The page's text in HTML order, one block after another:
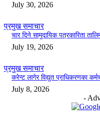
July 30, 2026
प्रमुख समाचार
चार दिने सामुदायिक पत्रकारिता
July 19, 2026
प्रमुख समाचार
करेन्ट लागेर विद्युत प्राधिकरणका
July 8, 2026
-